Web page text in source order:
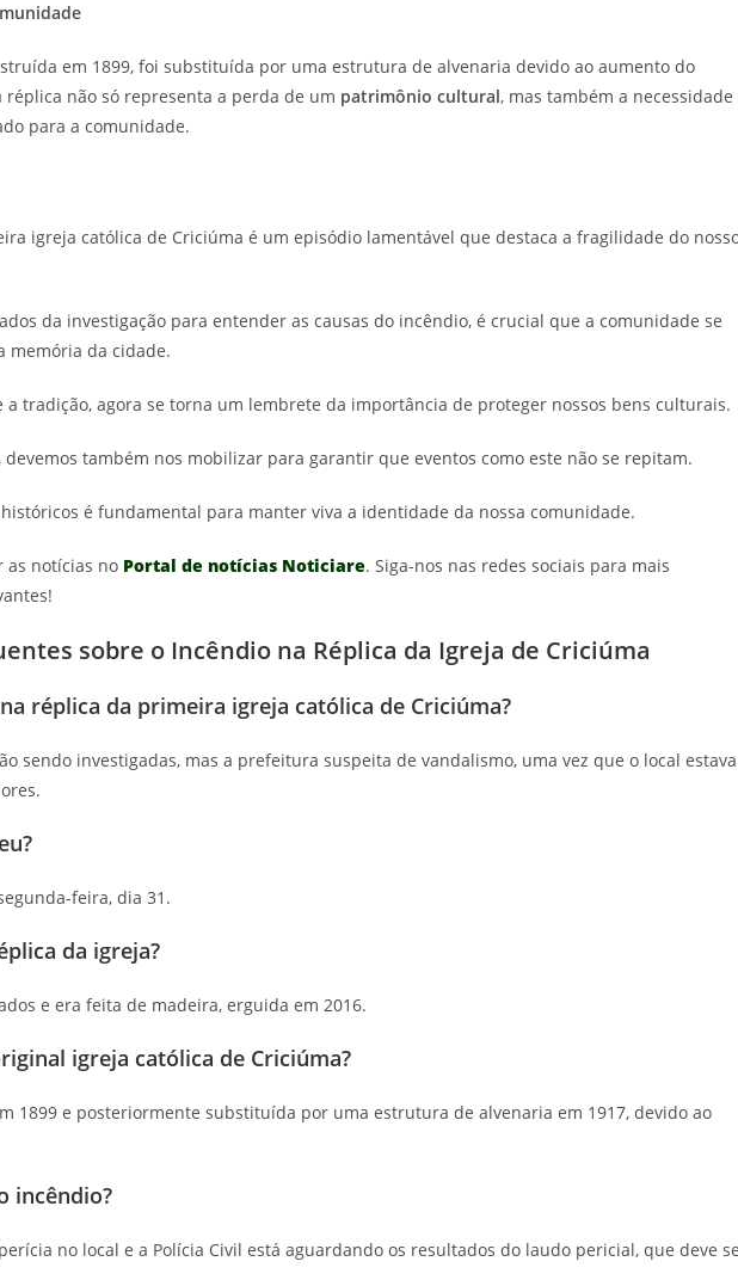
em 1899, foi substituída por uma estrutura de alvenaria devido ao aumento do
não só representa a perda de um patrimônio cultural, mas também a necessidade
para a comunidade.
igreja católica de Criciúma é um episódio lamentável que destaca a fragilidade do
da investigação para entender as causas do incêndio, é crucial que a comunidade se
memória da cidade.
a tradição, agora se torna um lembrete da importância de proteger nossos bens culturais.
também nos mobilizar para garantir que eventos como este não se repitam.
é fundamental para manter viva a identidade da nossa comunidade.
as notícias no Portal de notícias Noticiare. Siga-nos nas redes sociais para mais
sobre o Incêndio na Réplica da Igreja de Criciúma
réplica da primeira igreja católica de Criciúma?
sendo investigadas, mas a prefeitura suspeita de vandalismo, uma vez que o local estava
feira, dia 31.
da igreja?
e era feita de madeira, erguida em 2016.
igreja católica de Criciúma?
1899 e posteriormente substituída por uma estrutura de alvenaria em 1917, devido ao
incêndio?
no local e a Polícia Civil está aguardando os resultados do laudo pericial, que deve